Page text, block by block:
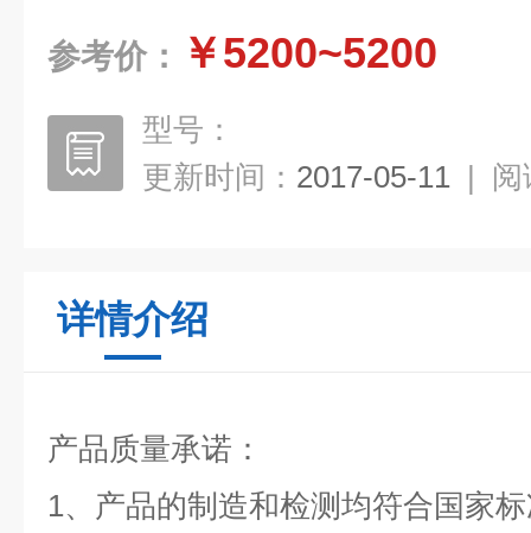
参考价： ￥5200~5200
型号：
更新时间： 2017-05-11 | 阅
详情介绍
产品质量承诺：
1、产品的制造和检测均符合国家